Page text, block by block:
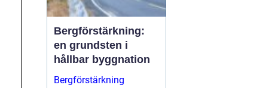
Bergförstärkning:
en grundsten i
hållbar byggnation
Bergförstärkning